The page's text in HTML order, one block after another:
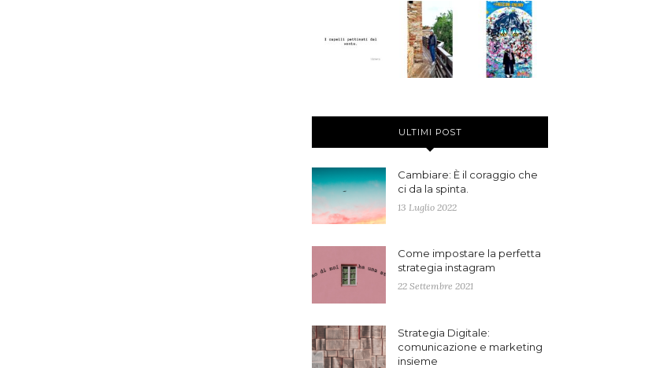
ULTIMI POST
Cambiare: È il coraggio che
ci da la spinta.
13 Luglio 2022
Come impostare la perfetta
strategia instagram
22 Settembre 2021
Strategia Digitale:
comunicazione e marketing
insieme